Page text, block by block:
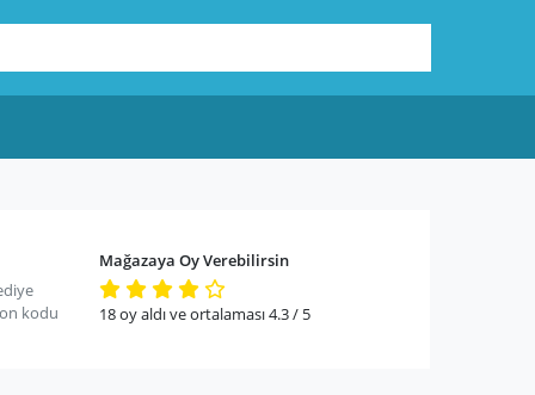
Mağazaya Oy Verebilirsin
18oy aldı ve ortalaması4.3/ 5
kodu